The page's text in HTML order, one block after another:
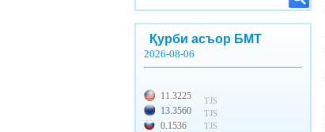
Қурби асъор БМТ
2026-08-06
11.3225
13.3560
0.1536
TJS
TJS
TJS